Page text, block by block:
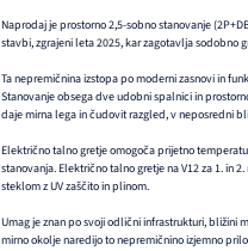
Naprodaj je prostorno 2,5-sobno stanovanje
stavbi, zgrajeni leta 2025, kar zagotavlja sodobno
Ta nepremičnina izstopa po moderni zasnovi in
Stanovanje obsega dve udobni spalnici in
daje mirna lega in čudovit razgled, v neposredni
Električno talno gretje omogoča prijetno
stanovanja. Električno talno gretje na V12 za 1. in
steklom z UV zaščito in plinom.
Umag je znan po svoji odlični infrastrukturi, bližini
mirno okolje naredijo to nepremičnino izjemno